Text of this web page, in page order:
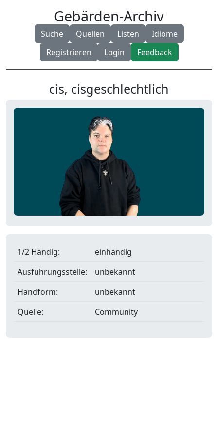
Gebärden-Archiv
Suche Quellen Listen
Idiome
Registrieren
Login Feedback
cis, cisgeschlechtlich
1/2 Händig:
einhändig
Ausführungsstelle:
unbekannt
Handform:
unbekannt
Quelle:
Community